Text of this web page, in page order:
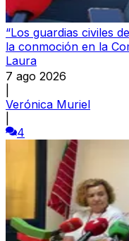
“Los guardias civiles
la conmoción en la
Laura
7 ago 2026
Verónica Muriel
4